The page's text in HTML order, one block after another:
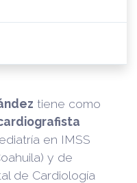
tiene como
en IMSS
y de
de Cardiología